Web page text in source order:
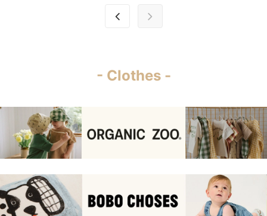
- Clothes -